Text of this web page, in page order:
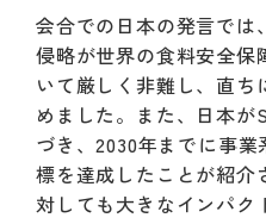
会合での日本の発言では
侵略が世界の食料安全保
いて厳しく非難し、直
めました。また、日本が
づき、2030年までに事
標を達成したことが紹介
対しても大きなインパク